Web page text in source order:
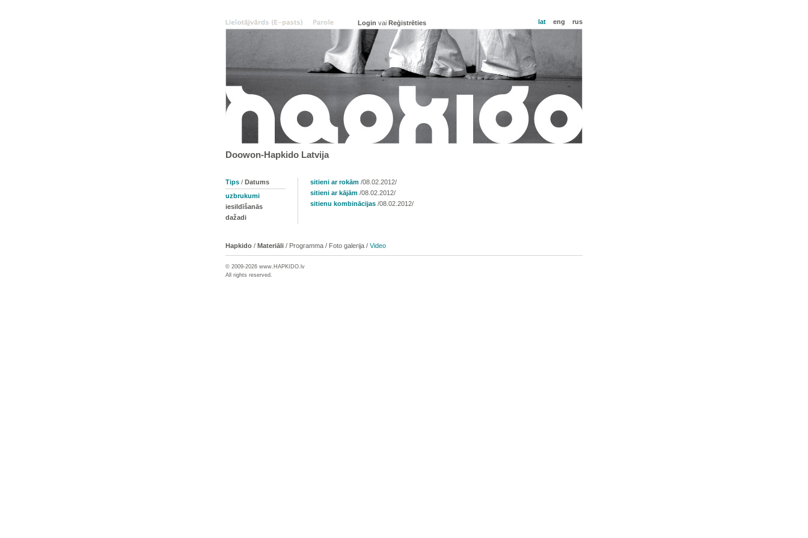
vai Reģistrēties lat eng rus
Doowon-Hapkido Latvija
Tips / Datums
uzbrukumi
iesildīšanās
dažadi
sitieni ar rokām /08.02.2012/
sitieni ar kājām /08.02.2012/
sitienu kombinācijas /08.02.2012/
Hapkido / Materiāli / Programma / Foto galerija / Video
© 2009-2026 www. HAPKIDO.lv
All rights reserved.